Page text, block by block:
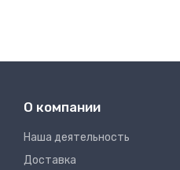
О компании
Наша деятельность
Доставка